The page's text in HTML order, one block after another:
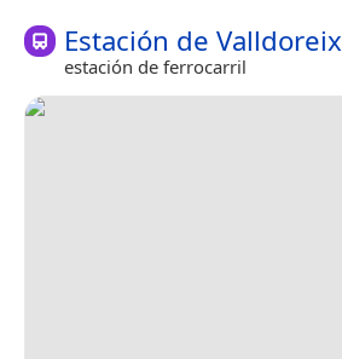
Estación de Valldoreix
estación de ferrocarril